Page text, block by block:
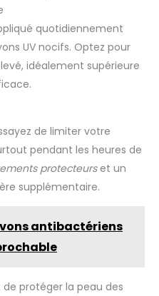
quotidiennement
UV nocifs. Optez pour
idéalement supérieure
de limiter votre
pendant les heures de
protecteurset un
supplémentaire.
antibactériens
protéger la peau des